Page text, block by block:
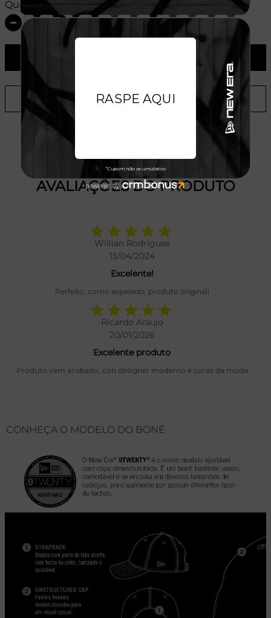
Quantidade:
ADICIONAR A LISTA DE DESEJOS
AVALIAÇÕES DO PRODUTO
Willian Rodrigues
15/04/2024
Excelente!
Perfeito, como esperado, produto original!
Ricardo Araujo
20/01/2026
Excelente produto
Produto vem acabado, con designer moderno e cores da moda
CONHEÇA O MODELO DO BONÉ